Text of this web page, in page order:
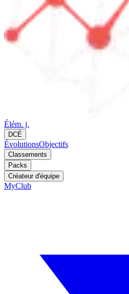
Élém. j.
DCÉ
ÉvolutionsObjectifs
Classements
Packs
Créateur d'équipe
MyClub